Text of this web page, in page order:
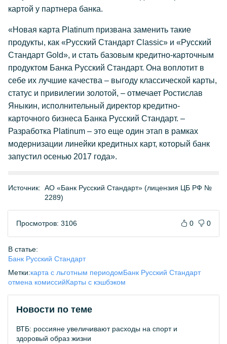
картой у партнера банка.
«Новая карта Platinum призвана заменить такие
продукты, как «Русский Стандарт Classic» и «Русский
Стандарт Gold», и стать базовым кредитно-карточным
продуктом Банка Русский Стандарт. Она воплотит в
себе их лучшие качества – выгоду классической карты,
статус и привилегии золотой, – отмечает Ростислав
Яныкин, исполнительный директор кредитно-
карточного бизнеса Банка Русский Стандарт. –
Разработка Platinum – это еще один этап в рамках
модернизации линейки кредитных карт, который банк
запустил осенью 2017 года».
Источник: АО «Банк Русский Стандарт» (лицензия ЦБ РФ №
2289)
Просмотров: 3106 0 0
В статье:
Банк Русский Стандарт
Метки:карта с льготным периодомБанк Русский Стандарт
отмена комиссийКарты с кэшбэком
Новости по теме
ВТБ: россияне увеличивают расходы на спорт и
здоровый образ жизни